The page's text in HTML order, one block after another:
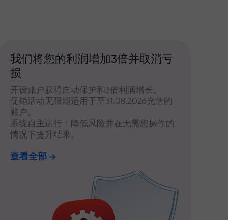
我们将您的利润增加3倍并取消亏
损
开设账户获得自动保护和3倍利润增长。
促销活动无限期适用于至31.08.2026充值的
账户。
系统自主运行：降低风险并在无需您操作的
情况下提升结果。
查看全部